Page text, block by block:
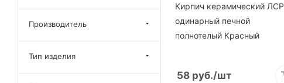
Кирпич керамический ЛСР
одинарный печной
полнотелый Красный
58 руб./шт
Производитель
Тип изделия